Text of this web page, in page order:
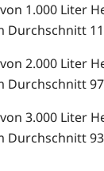
1.000 Liter
Durchschnitt
2.000 Liter
Durchschnitt
3.000 Liter
Durchschnitt